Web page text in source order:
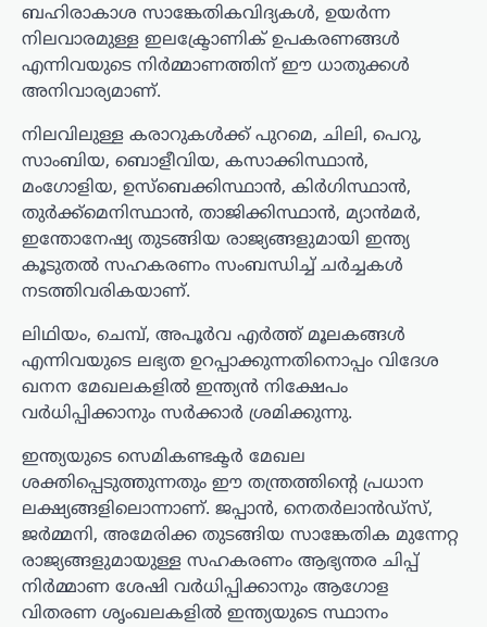
ബഹിരാകാശ സാങ്കേതികവിദ്യകൾ, ഉയർന്ന
നിലവാരമുള്ള ഇലക്ട്രോണിക് ഉപകരണങ്ങൾ
എന്നിവയുടെ നിർമ്മാണത്തിന് ഈ ധാതുക്കൾ
അനിവാര്യമാണ്.
നിലവിലുള്ള കരാറുകൾക്ക് പുറമെ, ചിലി, പെറു,
സാംബിയ, ബൊളീവിയ, കസാക്കിസ്ഥാൻ,
മംഗോളിയ, ഉസ്ബെക്കിസ്ഥാൻ, കിർഗിസ്ഥാൻ,
തുർക്ക്മെനിസ്ഥാൻ, താജിക്കിസ്ഥാൻ, മ്യാൻമർ,
ഇന്തോനേഷ്യ തുടങ്ങിയ രാജ്യങ്ങളുമായി ഇന്ത്യ
കൂടുതൽ സഹകരണം സംബന്ധിച്ച് ചർച്ചകൾ
നടത്തിവരികയാണ്.
ലിഥിയം, ചെമ്പ്, അപൂർവ എർത്ത് മൂലകങ്ങൾ
എന്നിവയുടെ ലഭ്യത ഉറപ്പാക്കുന്നതിനൊപ്പം വിദേശ
ഖനന മേഖലകളിൽ ഇന്ത്യൻ നിക്ഷേപം
വർധിപ്പിക്കാനും സർക്കാർ ശ്രമിക്കുന്നു.
ഇന്ത്യയുടെ സെമികണ്ടക്ടർ മേഖല
ശക്തിപ്പെടുത്തുന്നതും ഈ തന്ത്രത്തിന്റെ പ്രധാന
ലക്ഷ്യങ്ങളിലൊന്നാണ്. ജപ്പാൻ, നെതർലാൻഡ്‌സ്,
ജർമ്മനി, അമേരിക്ക തുടങ്ങിയ സാങ്കേതിക മുന്നേറ്റ
രാജ്യങ്ങളുമായുള്ള സഹകരണം ആഭ്യന്തര ചിപ്പ്
നിർമ്മാണ ശേഷി വർധിപ്പിക്കാനും ആഗോള
വിതരണ ശൃംഖലകളിൽ ഇന്ത്യയുടെ സ്ഥാനം